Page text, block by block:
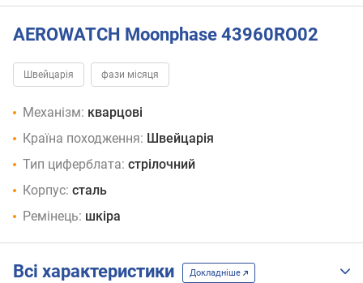
AEROWATCH Moonphase 43960RO02
Швейцарія фази місяця
Механізм: кварцові
Країна походження: Швейцарія
Тип циферблата: стрілочний
Корпус: сталь
Ремінець: шкіра
Всі характеристики Докладніше